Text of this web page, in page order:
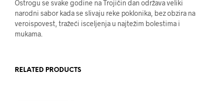
Ostrogu se svake godine na Trojičin dan održava veliki
narodni sabor kada se slivaju reke poklonika, bez obzira na
veroispovest, tražeći isceljenja u najtežim bolestima i
mukama.
RELATED PRODUCTS